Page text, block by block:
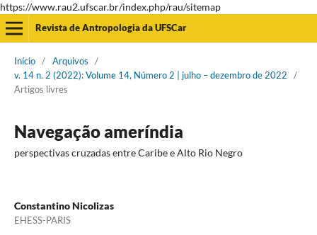
https://www.rau2.ufscar.br/index.php/rau/sitemap
Revista de Antropologia da UFSCar
Início / Arquivos
/
v. 14 n. 2 (2022): Volume 14, Número 2 | julho – dezembro de 2022
/
Artigos livres
Navegação ameríndia
perspectivas cruzadas entre Caribe e Alto Rio Negro
Constantino Nicolizas
EHESS-PARIS